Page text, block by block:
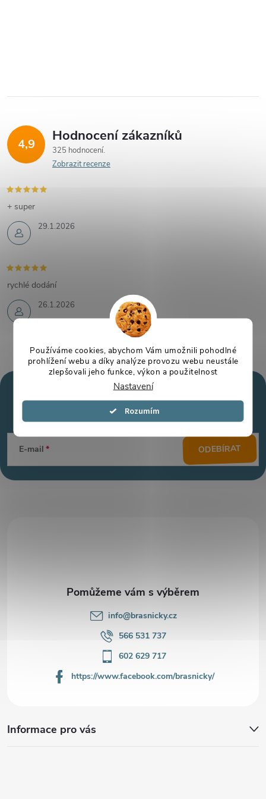
Používáme cookies, abychom Vám umožnili pohodlné
prohlížení webu a díky analýze provozu webu neustále
zlepšovali jeho funkce, výkon a použitelnost
Nastavení
Souhlasím
4,9 Hodnocení zákazníků
325 hodnocení
Zobrazit recenze
29.1.2026
+ super
26.1.2026
rychlé dodání
p
Mějte přehled o novinkách
a slevách
E-mail ODEBÍRAT
info@brasnicky.cz
566 531 737
602 629 717
https://www.facebook.com/brasnicky/
Informace pro vás